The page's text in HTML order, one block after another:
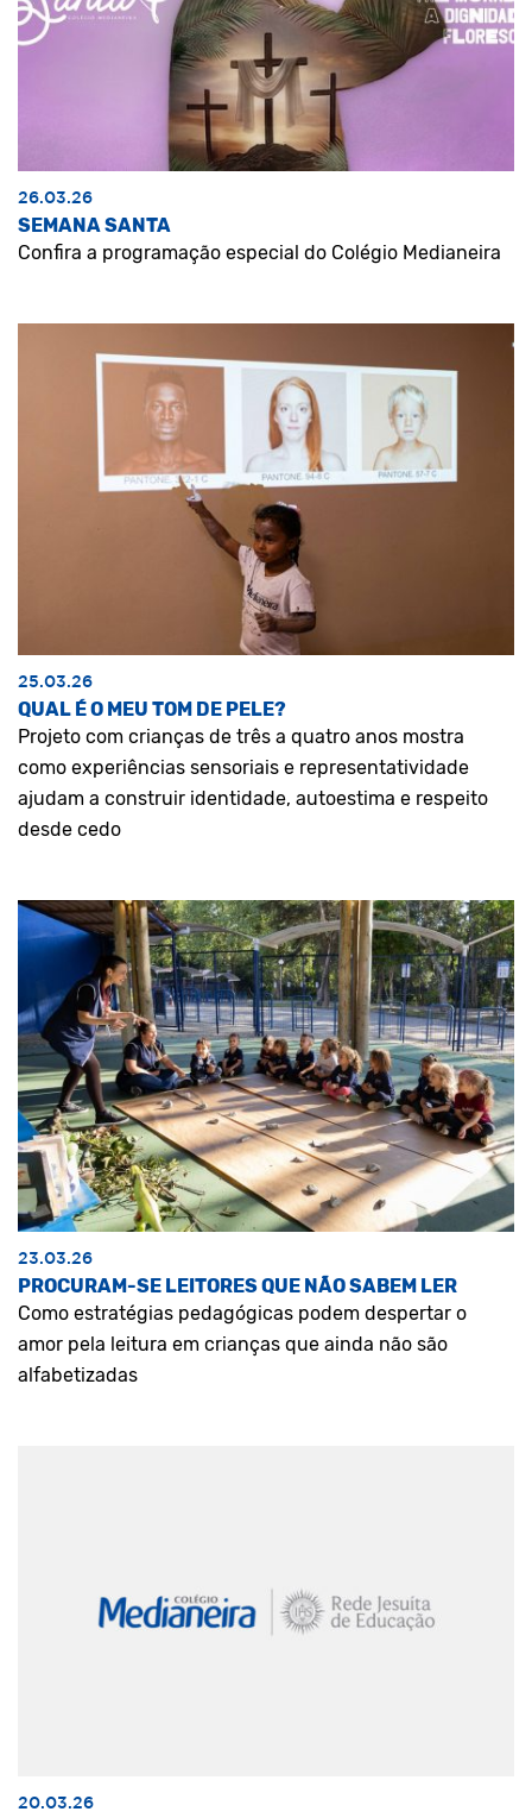
26.03.26
SEMANA SANTA
Confira a programação especial do Colégio Medianeira
25.03.26
QUAL É O MEU TOM DE PELE?
Projeto com crianças de três a quatro anos mostra
como experiências sensoriais e representatividade
ajudam a construir identidade, autoestima e respeito
desde cedo
23.03.26
PROCURAM-SE LEITORES QUE NÃO SABEM LER
Como estratégias pedagógicas podem despertar o
amor pela leitura em crianças que ainda não são
alfabetizadas
20.03.26